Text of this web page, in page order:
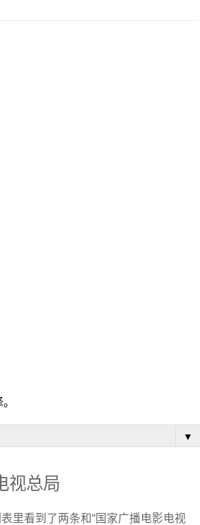
▼
视总局
里看到了两条和“国家广播电影电视